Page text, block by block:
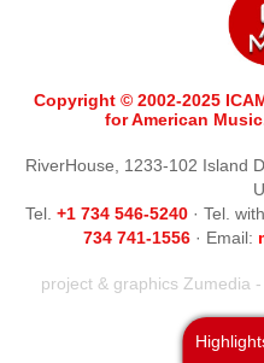
Copyright © 2002-2025
for American
RiverHouse, 1233-102 Island
Tel. +1 734 546-5240· Tel.
734 741-1556· Email:
project & graphics Zumedia